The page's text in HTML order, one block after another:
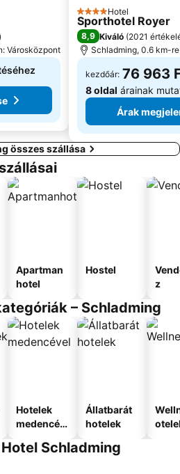
Városközpont
4 Kategória
Hotel
Sporthotel Royer
8,9 Kiváló (2021
Schladming, 0.6 km-
kezdőár: 76 963
8 oldal árainak
Árak
összes szállása
Apartman
hotel
Hostel
z
– Schladming
Hotelek
medencév
Állatbarát
hotelek
Schladming